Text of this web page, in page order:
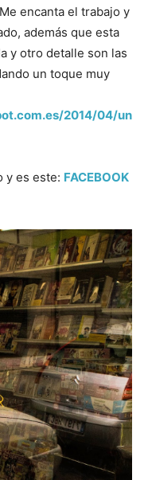
encanta el trabajo y
además que esta
y otro detalle son las
un toque muy
2014/04/un
y es este: FACEBOOK